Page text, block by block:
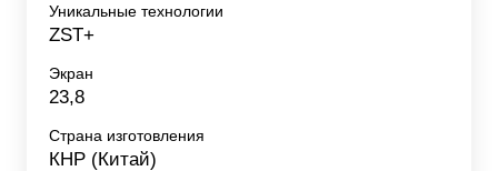
Уникальные технологии
ZST+
Экран
23,8
Страна изготовления
КНР (Китай)